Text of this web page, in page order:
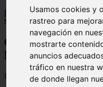
Usamos cookies y
rastreo para
navegación en
mostrarte
anuncios
tráfico en nuestra
de donde llegan
Inicio
gatos2 >Colores del
Saber
Colores del gato
Necesitas Saber
📅 07/05/2025